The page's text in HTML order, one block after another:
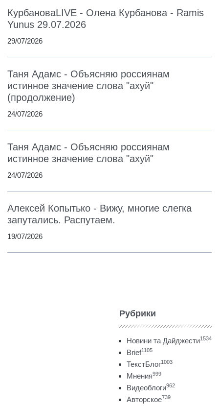
КурбановаLIVE - Олена Курбанова - Ramis
Yunus 29.07.2026
29/07/2026
Таня Адамс - Объясняю россиянам
истинное значение слова "ахуй"
(продолжение)
24/07/2026
Таня Адамс - Объясняю россиянам
истинное значение слова "ахуй"
24/07/2026
Алексей Копытько - Вижу, многие слегка
запутались. Распутаем.
19/07/2026
Рубрики
Новини та Дайджести1534
Brief1105
ТекстБлог1003
Мнения999
Видеоблоги962
Авторское739